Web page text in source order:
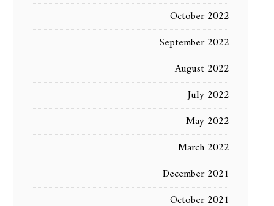
October 2022
September 2022
August 2022
July 2022
May 2022
March 2022
December 2021
October 2021